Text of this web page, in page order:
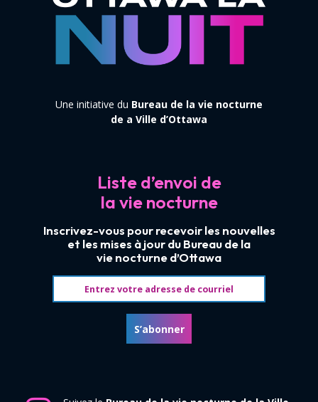
Une initiative du Bureau de la vie nocturne
de a Ville d’Ottawa
Liste d’envoi de
la vie nocturne
Inscrivez-vous pour recevoir les nouvelles
et les mises à jour du Bureau de la
vie nocturne d’Ottawa
S’abonner